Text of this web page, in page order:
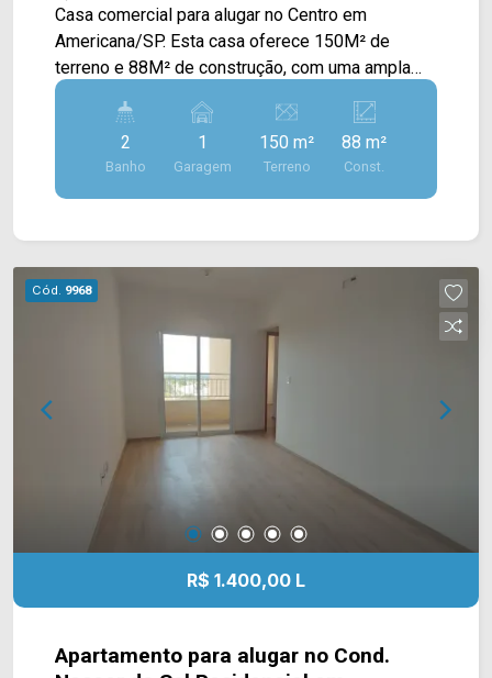
Casa comercial para alugar no Centro em
Americana/SP. Esta casa oferece 150M² de
terreno e 88M² de construção, com uma ampla
sala, porta de vidro com grade de segurança, 01
sala privativa e área de serviço com banheiro. >
02 banheiros, sendo 01 social e 01 de serviço; >
01 vaga de garagem. Localizado em uma região
privilegiada, está próximo à Av. Campos Sales,
com Burger King, cartório, restaurante Fogão a
Lenha Gourmet, Subway, farmácias e bancos.
Entre em contato com a equipe da Arbix Imóveis
e agende a sua visita!! WhatsApp e Telefone:
(19) 3475-4546 ARBIX IMÓVEIS - Presente em
2
Banho
1
Garagem
150 m²
Terreno
88 m²
Const.
Cód. 9968
R$ 1.400,00 L
Apartamento para alugar no Cond.